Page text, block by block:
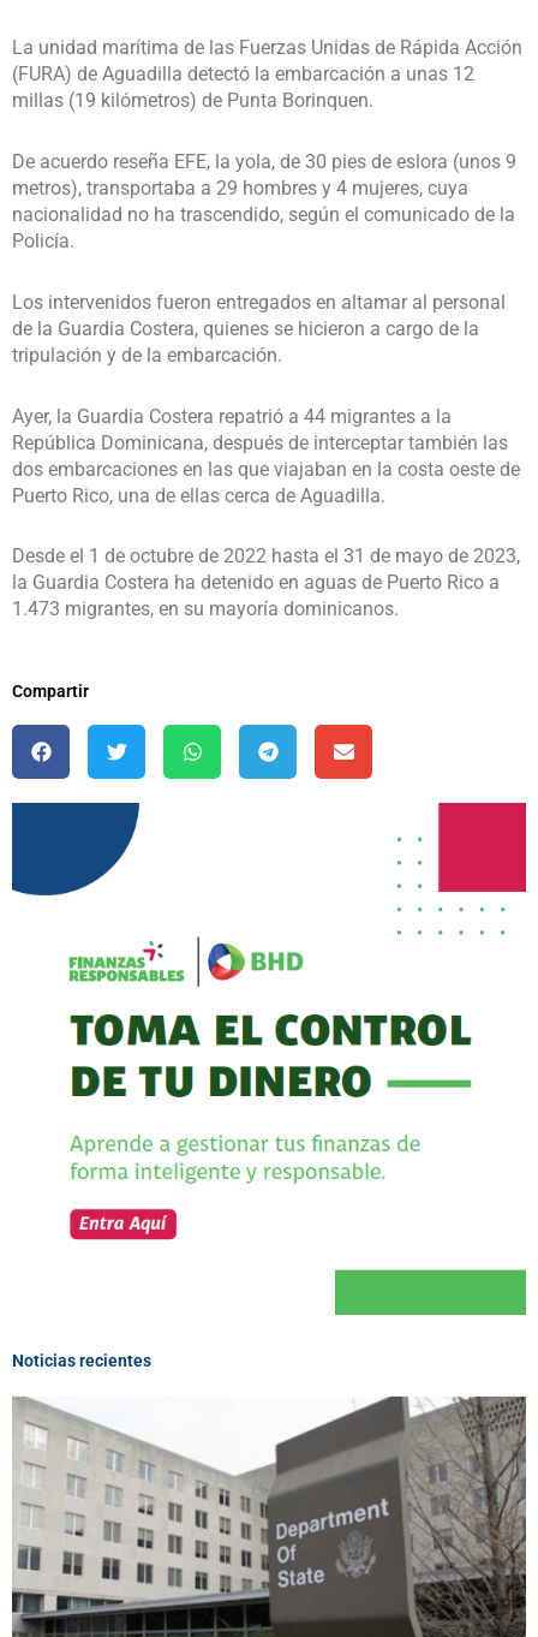
La unidad marítima de las Fuerzas Unidas de Rápida Acción
(FURA) de Aguadilla detectó la embarcación a unas 12
millas (19 kilómetros) de Punta Borinquen.
De acuerdo reseña EFE, la yola, de 30 pies de eslora (unos 9
metros), transportaba a 29 hombres y 4 mujeres, cuya
nacionalidad no ha trascendido, según el comunicado de la
Policía.
Los intervenidos fueron entregados en altamar al personal
de la Guardia Costera, quienes se hicieron a cargo de la
tripulación y de la embarcación.
Ayer, la Guardia Costera repatrió a 44 migrantes a la
República Dominicana, después de interceptar también las
dos embarcaciones en las que viajaban en la costa oeste de
Puerto Rico, una de ellas cerca de Aguadilla.
Desde el 1 de octubre de 2022 hasta el 31 de mayo de 2023,
la Guardia Costera ha detenido en aguas de Puerto Rico a
1.473 migrantes, en su mayoría dominicanos.
Compartir
Noticias recientes